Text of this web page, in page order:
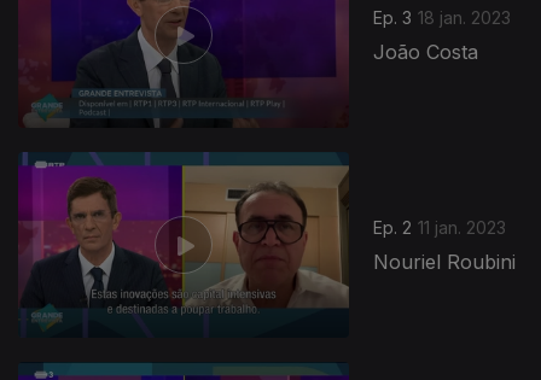
Ep. 3 18 jan. 2023
João Costa
Ep. 2 11 jan. 2023
Nouriel Roubini
663896